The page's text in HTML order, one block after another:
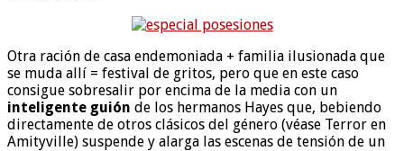
Otra ración de casa endemoniada + familia ilusionada que
se muda allí = festival de gritos, pero que en este caso
consigue sobresalir por encima de la media con un
inteligente guión de los hermanos Hayes que, bebiendo
directamente de otros clásicos del género (véase Terror en
Amityville) suspende y alarga las escenas de tensión de un